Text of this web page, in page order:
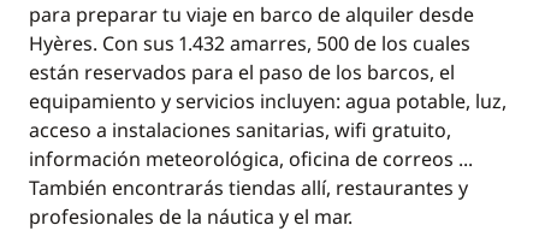
para preparar tu viaje en barco de alquiler desde
Hyères. Con sus 1.432 amarres, 500 de los cuales
están reservados para el paso de los barcos, el
equipamiento y servicios incluyen: agua potable, luz,
acceso a instalaciones sanitarias, wifi gratuito,
información meteorológica, oficina de correos ...
También encontrarás tiendas allí, restaurantes y
profesionales de la náutica y el mar.